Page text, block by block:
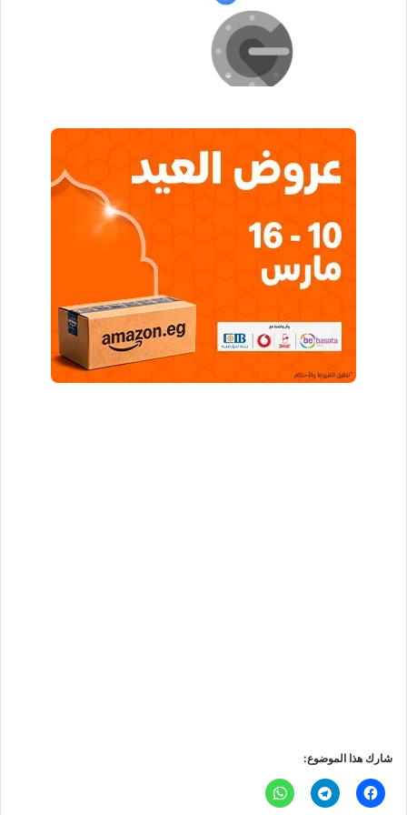
شارك هذا الموضوع: